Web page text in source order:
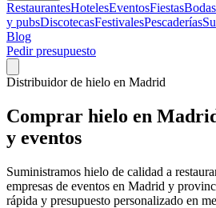
RestaurantesHotelesEventosFiestasBodas
y pubsDiscotecasFestivalesPescaderías
Blog
Pedir presupuesto
Distribuidor de hielo en Madrid
Comprar hielo en
y eventos
Suministramos hielo de calidad a
empresas de eventos en Madrid y
rápida y presupuesto personalizado en